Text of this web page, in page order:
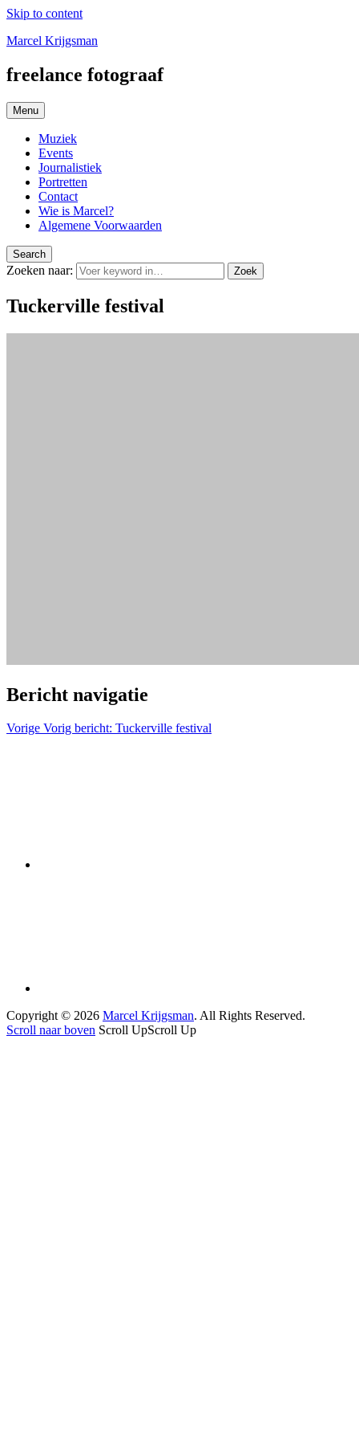
Skip to content
Marcel Krijgsman
freelance fotograaf
Menu
Muziek
Events
Journalistiek
Portretten
Contact
Wie is Marcel?
Algemene Voorwaarden
Search
Zoeken naar: Zoek
Tuckerville festival
Bericht navigatie
Vorige Vorig bericht: Tuckerville festival
Copyright © 2026 Marcel Krijgsman. All Rights Reserved.
Scroll naar boven Scroll UpScroll Up